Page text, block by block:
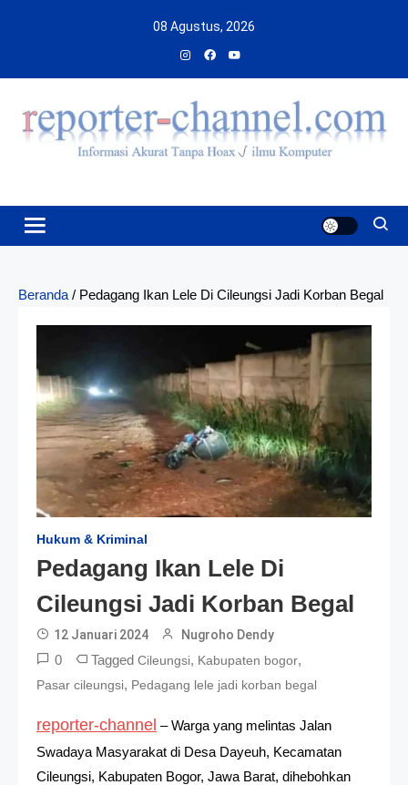
08 Agustus, 2026
Beranda / Pedagang Ikan Lele Di Cileungsi Jadi Korban Begal
Hukum & Kriminal
Pedagang Ikan Lele Di
Cileungsi Jadi Korban Begal
12 Januari 2024 Nugroho Dendy
0 Tagged Cileungsi, Kabupaten bogor,
Pasar cileungsi, Pedagang lele jadi korban begal
reporter-channel – Warga yang melintas Jalan
Swadaya Masyarakat di Desa Dayeuh, Kecamatan
Cileungsi, Kabupaten Bogor, Jawa Barat, dihebohkan